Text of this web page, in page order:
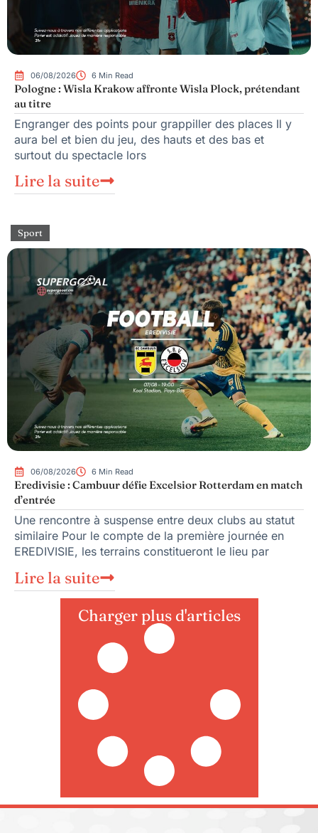
06/08/2026 6 Min Read
Pologne : Wisla Krakow affronte Wisla Plock, prétendant
au titre
Engranger des points pour grappiller des places Il y
aura bel et bien du jeu, des hauts et des bas et
surtout du spectacle lors
Lire la suite
Sport
06/08/2026 6 Min Read
Eredivisie : Cambuur défie Excelsior Rotterdam en match
d’entrée
Une rencontre à suspense entre deux clubs au statut
similaire Pour le compte de la première journée en
EREDIVISIE, les terrains constitueront le lieu par
Lire la suite
Charger plus d'articles